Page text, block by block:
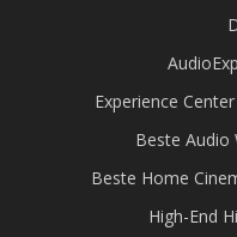
Experience
Beste Audio
Beste Home
High-End